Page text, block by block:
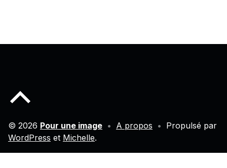
© 2026 Pour une image • A propos • Propulsé par
WordPress et Michelle.